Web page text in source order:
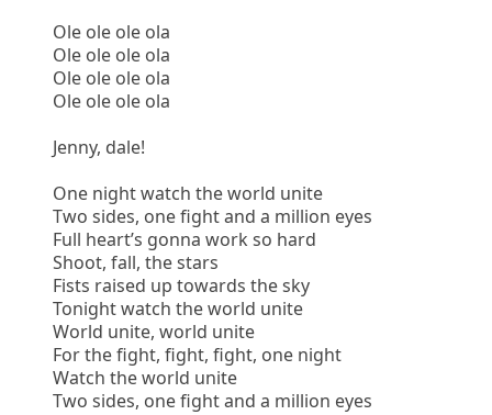
Ole ole ole ola
Ole ole ole ola
Ole ole ole ola
Ole ole ole ola
Jenny, dale!
One night watch the world unite
Two sides, one fight and a million eyes
Full heart’s gonna work so hard
Shoot, fall, the stars
Fists raised up towards the sky
Tonight watch the world unite
World unite, world unite
For the fight, fight, fight, one night
Watch the world unite
Two sides, one fight and a million eyes